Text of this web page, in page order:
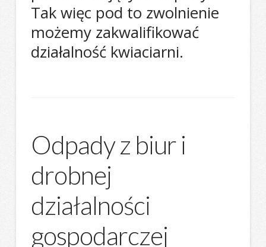
Tak więc pod to zwolnienie
możemy zakwalifikować
działalność kwiaciarni.
Odpady z biur i
drobnej
działalności
gospodarczej